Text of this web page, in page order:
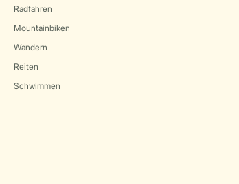
Radfahren
Mountainbiken
Wandern
Reiten
Schwimmen